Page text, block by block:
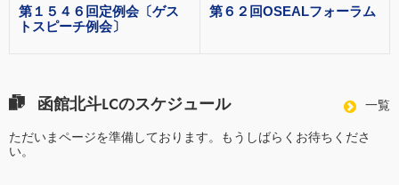
第１５４６回定例会〔ゲス
トスピーチ例会〕
第６２回OSEALフォーラム
函館北斗LCのスケジュール 一覧
ただいまページを準備しております。もうしばらくお待ちくださ
い。